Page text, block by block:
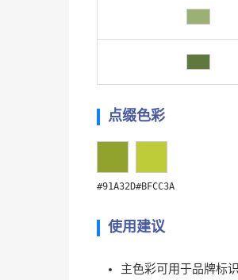
点缀色彩
#91A32D#BFCC3A
使用建议
主色彩可用于品牌标